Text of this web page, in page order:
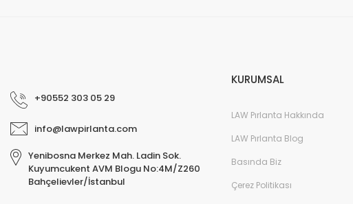
+90552 303 05 29
info@lawpirlanta.com
Yenibosna Merkez Mah. Ladin Sok.
Kuyumcukent AVM Blogu No:4M/Z260
Bahçelievler/İstanbul
KURUMSAL
LAW Pırlanta Hakkında
LAW Pırlanta Blog
Basında Biz
Çerez Politikası